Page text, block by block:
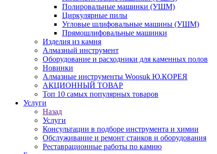
Полировальные машинки (УШМ)
Циркулярные пилы
Угловые шлифовальные машины (УШМ)
Прямошлифовальные машинки
Изделия из камня
Алмазный инструмент
Оборудование и расходники для каменных полов
Новинки
Алмазные инструменты Woosuk Ю.КОРЕЯ
АКЦИОННЫЙ ТОВАР
Топ 10 самых популярных товаров
Услуги
Назад
Услуги
Консультации в подборе инструмента и химии
Обслуживание и ремонт станков и оборудования
Реставрационные работы по камню